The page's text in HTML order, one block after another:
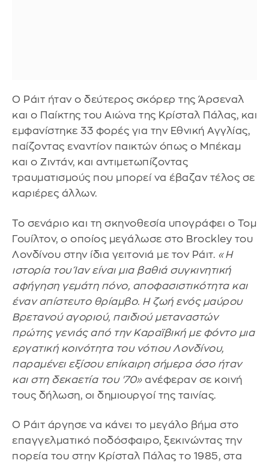
Ο Ράιτ ήταν ο δεύτερος σκόρερ της Άρσεναλ
και ο Παίκτης του Αιώνα της Κρίσταλ Πάλας, και
εμφανίστηκε 33 φορές για την Εθνική Αγγλίας,
παίζοντας εναντίον παικτών όπως ο Μπέκαμ
και ο Ζιντάν, και αντιμετωπίζοντας
τραυματισμούς που μπορεί να έβαζαν τέλος σε
καριέρες άλλων.
Το σενάριο και τη σκηνοθεσία υπογράφει ο Τομ
Γουίλτον, ο οποίος μεγάλωσε στο Brockley του
Λονδίνου στην ίδια γειτονιά με τον Ράιτ. «Η
ιστορία του Ίαν είναι μια βαθιά συγκινητική
αφήγηση γεμάτη πόνο, αποφασιστικότητα και
έναν απίστευτο θρίαμβο. Η ζωή ενός μαύρου
Βρετανού αγοριού, παιδιού μεταναστών
πρώτης γενιάς από την Καραϊβική με φόντο μια
εργατική κοινότητα του νότιου Λονδίνου,
παραμένει εξίσου επίκαιρη σήμερα όσο ήταν
και στη δεκαετία του '70»ανέφεραν σε κοινή
τους δήλωση, οι δημιουργοί της ταινίας.
Ο Ράιτ άργησε να κάνει το μεγάλο βήμα στο
επαγγελματικό ποδόσφαιρο, ξεκινώντας την
πορεία του στην Κρίσταλ Πάλας το 1985, στα